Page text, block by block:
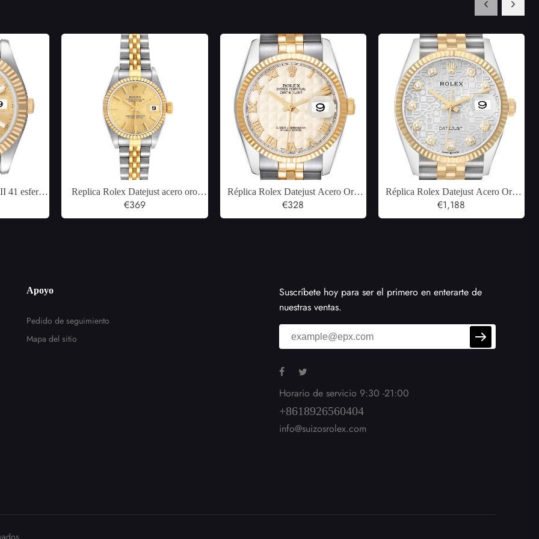
41 esfera
reloj
Replica Rolex Datejust acero oro
amarillo esfera champagne relojes de
€369
Réplica Rolex Datejust Acero Oro
Amarillo Marfil Pirámide Dial Reloj
€328
Réplica Rolex Datejust Acero Oro
Amarillo Aniversario Diamante Dial
€1,188
Apoyo
Pedido de seguimiento
Mapa del sitio
Suscríbete hoy para ser el primero en enterarte de
nuestras ventas.
Horario de servicio 9:30 -21:00
+8618926560404
info@suizosrolex.com